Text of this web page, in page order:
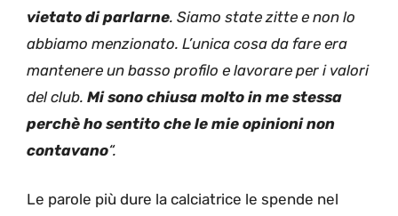
vietato di parlarne. Siamo state zitte e non lo
abbiamo menzionato. L’unica cosa da fare era
mantenere un basso profilo e lavorare per i valori
del club. Mi sono chiusa molto in me stessa
perchè ho sentito che le mie opinioni non
contavano“.
Le parole più dure la calciatrice le spende nel